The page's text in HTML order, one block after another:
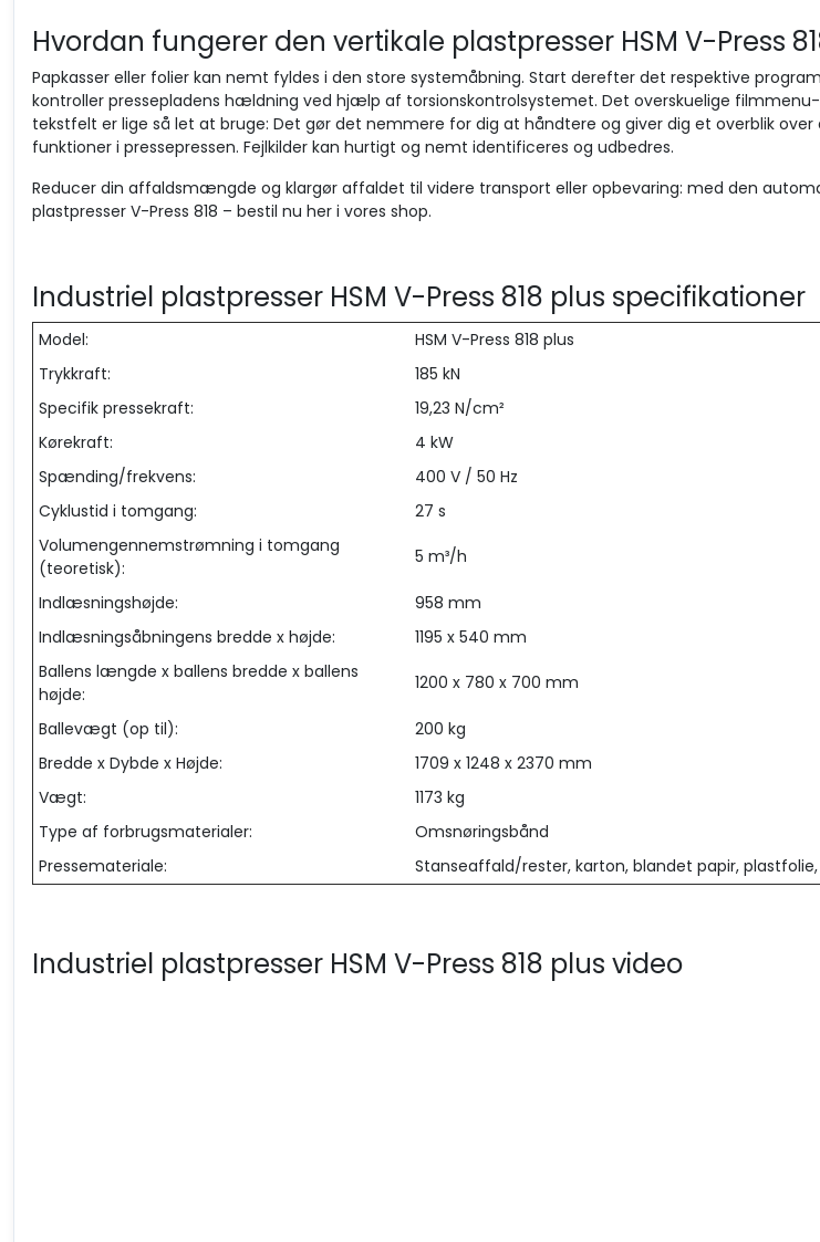
Hvordan fungerer den vertikale plastpresser HSM V-Press
Papkasser eller folier kan nemt fyldes i den store systemåbning. Start derefter det respektive
kontroller pressepladens hældning ved hjælp af torsionskontrolsystemet. Det overskuelige
tekstfelt er lige så let at bruge: Det gør det nemmere for dig at håndtere og giver dig et overblik over
funktioner i pressepressen. Fejlkilder kan hurtigt og nemt identificeres og udbedres.
Reducer din affaldsmængde og klargør affaldet til videre transport eller opbevaring: med den
plastpresser V-Press 818 – bestil nu her i vores shop.
Industriel plastpresser HSM V-Press 818 plus specifikationer
Model:
HSM V-Press 818 plus
Trykkraft:
185 kN
Specifik pressekraft:
19,23 N/cm²
Kørekraft:
4 kW
Spænding/frekvens:
400 V / 50 Hz
Cyklustid i tomgang:
27 s
Volumengennemstrømning i tomgang
(teoretisk):
5 m³/h
Indlæsningshøjde:
958 mm
Indlæsningsåbningens bredde x højde:
1195 x 540 mm
Ballens længde x ballens bredde x ballens
højde:
1200 x 780 x 700 mm
Ballevægt (op til):
200 kg
Bredde x Dybde x Højde:
1709 x 1248 x 2370 mm
Vægt:
1173 kg
Type af forbrugsmaterialer:
Omsnøringsbånd
Pressemateriale:
Stanseaffald/rester, karton, blandet papir,
Industriel plastpresser HSM V-Press 818 plus video